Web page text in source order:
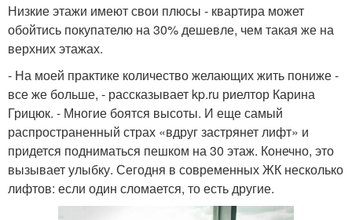
Низкие этажи имеют свои плюсы - квартира может
обойтись покупателю на 30% дешевле, чем такая же на
верхних этажах.
- На моей практике количество желающих жить пониже -
все же больше, - рассказывает kp.ru риелтор Карина
Грицюк. - Многие боятся высоты. И еще самый
распространенный страх «вдруг застрянет лифт» и
придется подниматься пешком на 30 этаж. Конечно, это
вызывает улыбку. Сегодня в современных ЖК несколько
лифтов: если один сломается, то есть другие.